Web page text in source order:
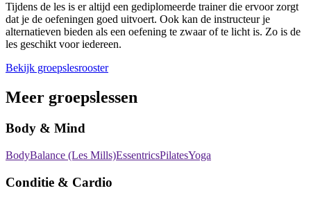
Tijdens de les is er altijd een gediplomeerde trainer die ervoor zorgt
dat je de oefeningen goed uitvoert. Ook kan de instructeur je
alternatieven bieden als een oefening te zwaar of te licht is. Zo is de
les geschikt voor iedereen.
Bekijk groepslesrooster
Meer groepslessen
Body & Mind
BodyBalance (Les Mills)EssentricsPilatesYoga
Conditie & Cardio